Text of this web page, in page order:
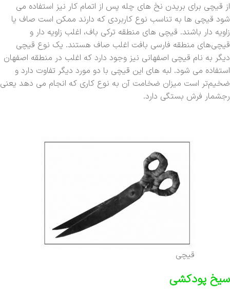
‏از قیچی برای بریدن نخ های چله پس از اتمام کار نیز استفاده می
شود قیچی ها به تناسب نوع کاربردی که دارند ممکن است صاف یا
زاویه دار باشند. قیچی های منطقه ترکی باف، اغلب زاویه دار و
قیچی‌های منطقه فارسی بافت اغلب صاف هستند. یک نوع قیچی
دیگر به نام قیچی اصفهانی نیز وجود دارد که اغلب در منطقه اصفهان
استفاده می شود. لبه های این قیچی با دو مورد دیگر تفاوت دارد و
ضخیم‌تر است میزان ضخامت آن به نوع کاری که انجام می دهد یعنی
رجشمار فرش بستگی دارد.
قیچی
سیخ پودکشی